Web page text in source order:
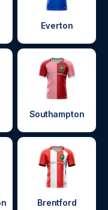
Everton
Southampton
Brentford